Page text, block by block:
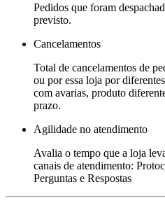
Pedidos que foram
previsto.
Cancelamentos
Total de cancelamentos de
ou por essa loja por
com avarias, produto
prazo.
Agilidade no atendimento
Avalia o tempo que a loja
canais de atendimento:
Perguntas e Respostas